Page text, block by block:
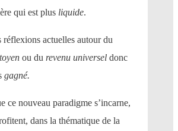
qui est plus liquide.
réflexions actuelles autour du
ou du revenu universel donc
gagné.
ce nouveau paradigme s’incarne,
dans la thématique de la